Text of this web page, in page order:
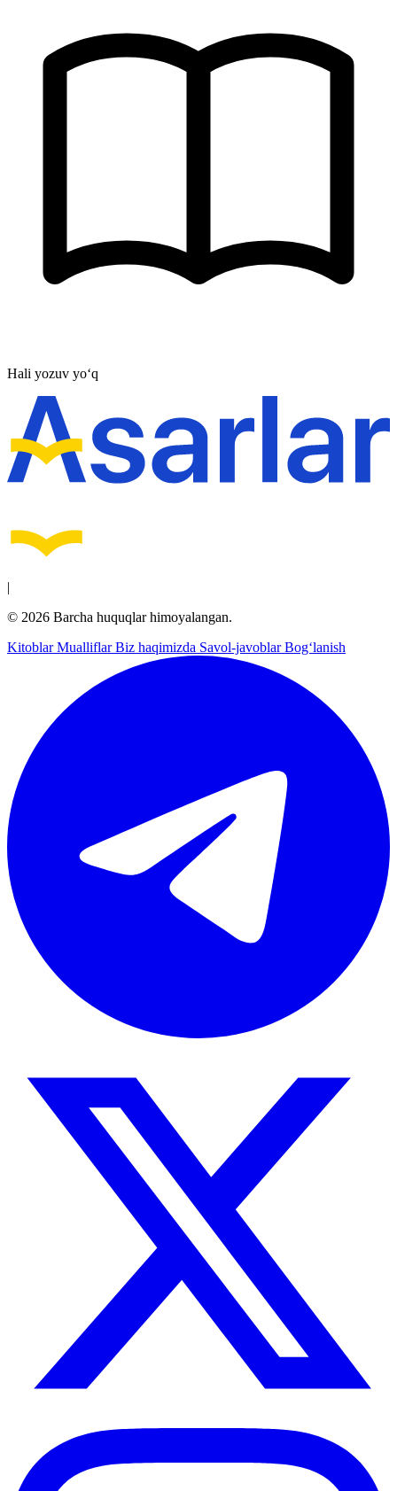
Hali yozuv yo‘q
|
© 2026 Barcha huquqlar himoyalangan.
KitoblarMualliflarBiz haqimizda Savol-javoblarBog‘lanish